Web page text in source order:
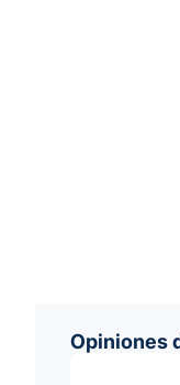
Opiniones